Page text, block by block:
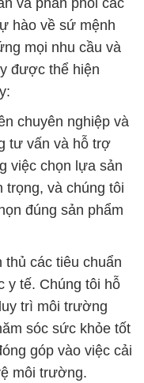
hào về sứ mệnh
mọi nhu cầu và
được thể hiện
chuyên nghiệp và
tư vấn và hỗ trợ
việc chọn lựa sản
trọng, và chúng tôi
đúng sản phẩm
thủ các tiêu chuẩn
y tế. Chúng tôi hỗ
trì môi trường
sóc sức khỏe tốt
góp vào việc cải
môi trường.